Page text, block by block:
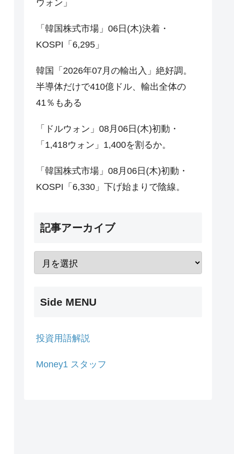
ウォン」
「韓国株式市場」06日(木)決着・
KOSPI「6,295」
韓国「2026年07月の輸出入」絶好調。
半導体だけで410億ドル、輸出全体の
41％もある
「ドルウォン」08月06日(木)初動・
「1,418ウォン」1,400を割るか。
「韓国株式市場」08月06日(木)初動・
KOSPI「6,330」下げ始まりで陰線。
記事アーカイブ
Side MENU
投資用語解説
Money1 スタッフ